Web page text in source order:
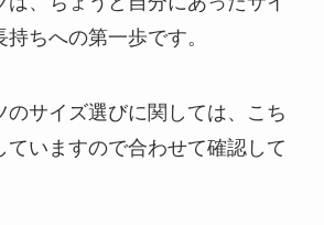
ちへの第一歩です。
のサイズ選びに関しては、こち
ていますので合わせて確認して